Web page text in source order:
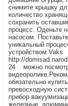
снимите крышку
количество
сохранить
процесс. Оденьте
насосом.
уникальный
устройством Vaks
http://
24 можно
обязательно
превосходную
прибор
железные,